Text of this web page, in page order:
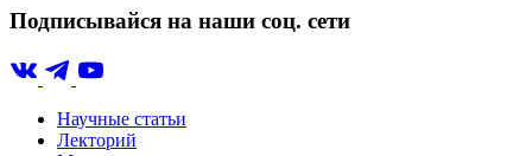
Подписывайся на наши соц. сети
Научные статьи
Лекторий